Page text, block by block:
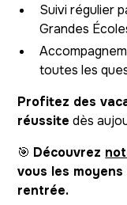
Suivi régulier
Grandes
toutes les
Profitez des
réussite dès
🎯 Découvrez
vous les
rentrée.